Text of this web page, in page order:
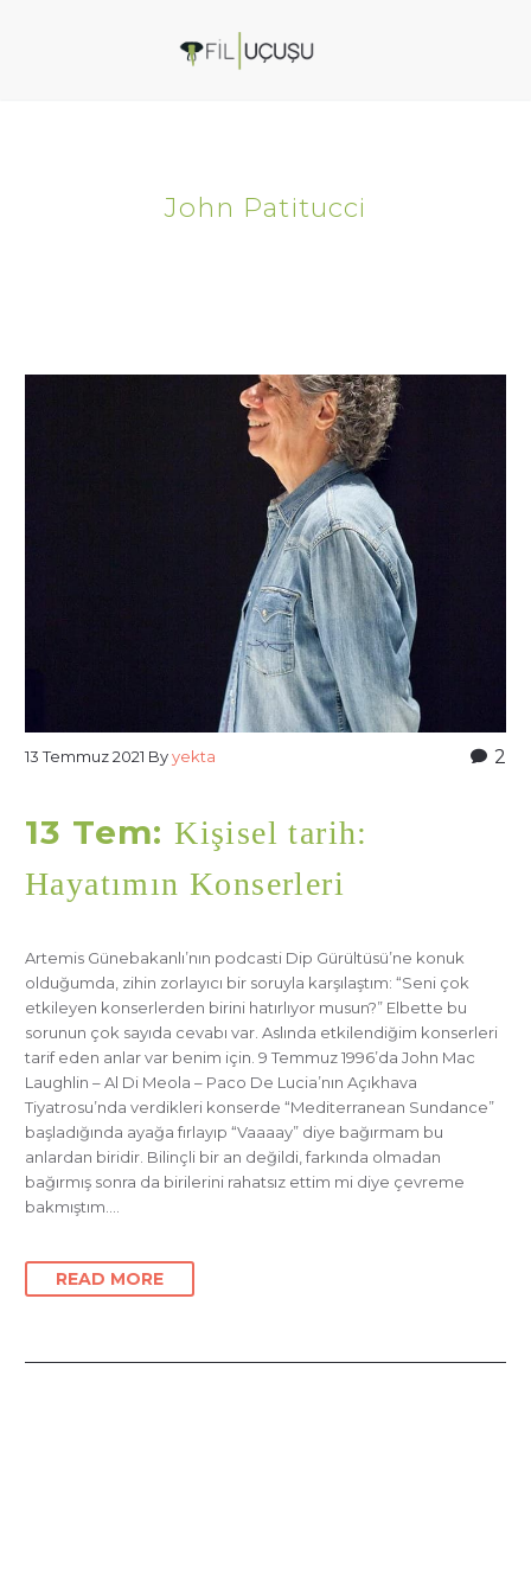
John Patitucci
2
13 Temmuz 2021 Byyekta
13 Tem:Kişisel tarih:
Hayatımın Konserleri
Artemis Günebakanlı’nın podcasti Dip Gürültüsü’ne konuk
olduğumda, zihin zorlayıcı bir soruyla karşılaştım: “Seni çok
etkileyen konserlerden birini hatırlıyor musun?” Elbette bu
sorunun çok sayıda cevabı var. Aslında etkilendiğim konserleri
tarif eden anlar var benim için. 9 Temmuz 1996’da John Mac
Laughlin – Al Di Meola – Paco De Lucia’nın Açıkhava
Tiyatrosu’nda verdikleri konserde “Mediterranean Sundance”
başladığında ayağa fırlayıp “Vaaaay” diye bağırmam bu
anlardan biridir. Bilinçli bir an değildi, farkında olmadan
bağırmış sonra da birilerini rahatsız ettim mi diye çevreme
bakmıştım….
READ MORE